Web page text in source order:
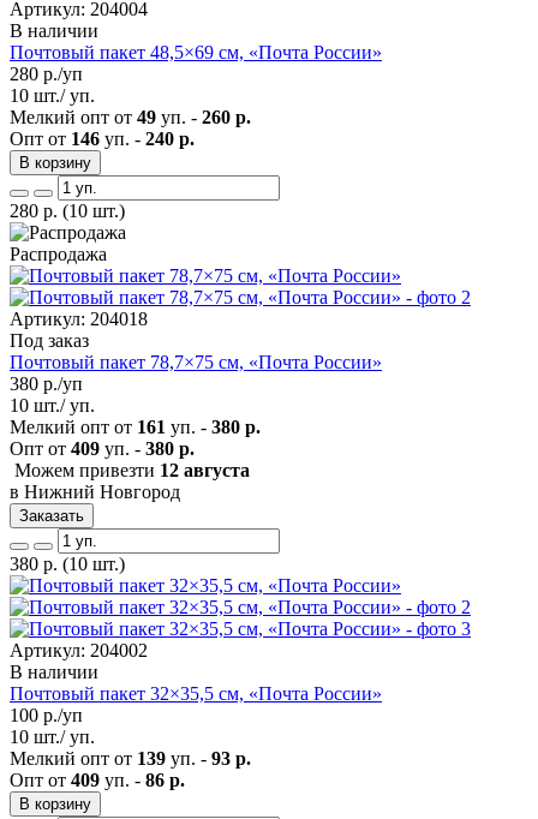
Артикул: 204004
В наличии
Почтовый пакет 48,5×69 см, «Почта России»
280 р./уп
10 шт./ уп.
Мелкий опт от 49 уп. - 260 р.
Опт от 146 уп. - 240 р.
В корзину
280 р. (10 шт.)
Распродажа
Артикул: 204018
Под заказ
Почтовый пакет 78,7×75 см, «Почта России»
380 р./уп
10 шт./ уп.
Мелкий опт от 161 уп. - 380 р.
Опт от 409 уп. - 380 р.
Можем привезти 12 августа
в Нижний Новгород
Заказать
380 р. (10 шт.)
Артикул: 204002
В наличии
Почтовый пакет 32×35,5 см, «Почта России»
100 р./уп
10 шт./ уп.
Мелкий опт от 139 уп. - 93 р.
Опт от 409 уп. - 86 р.
В корзину